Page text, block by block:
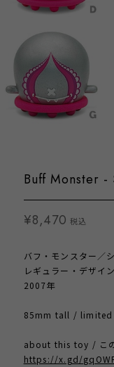
Buff Monster -
¥8,470 税込
バフ・モンスター／
レギュラー・デザイン
2007年
85mm tall /
about this toy / こ
https://x.gd/